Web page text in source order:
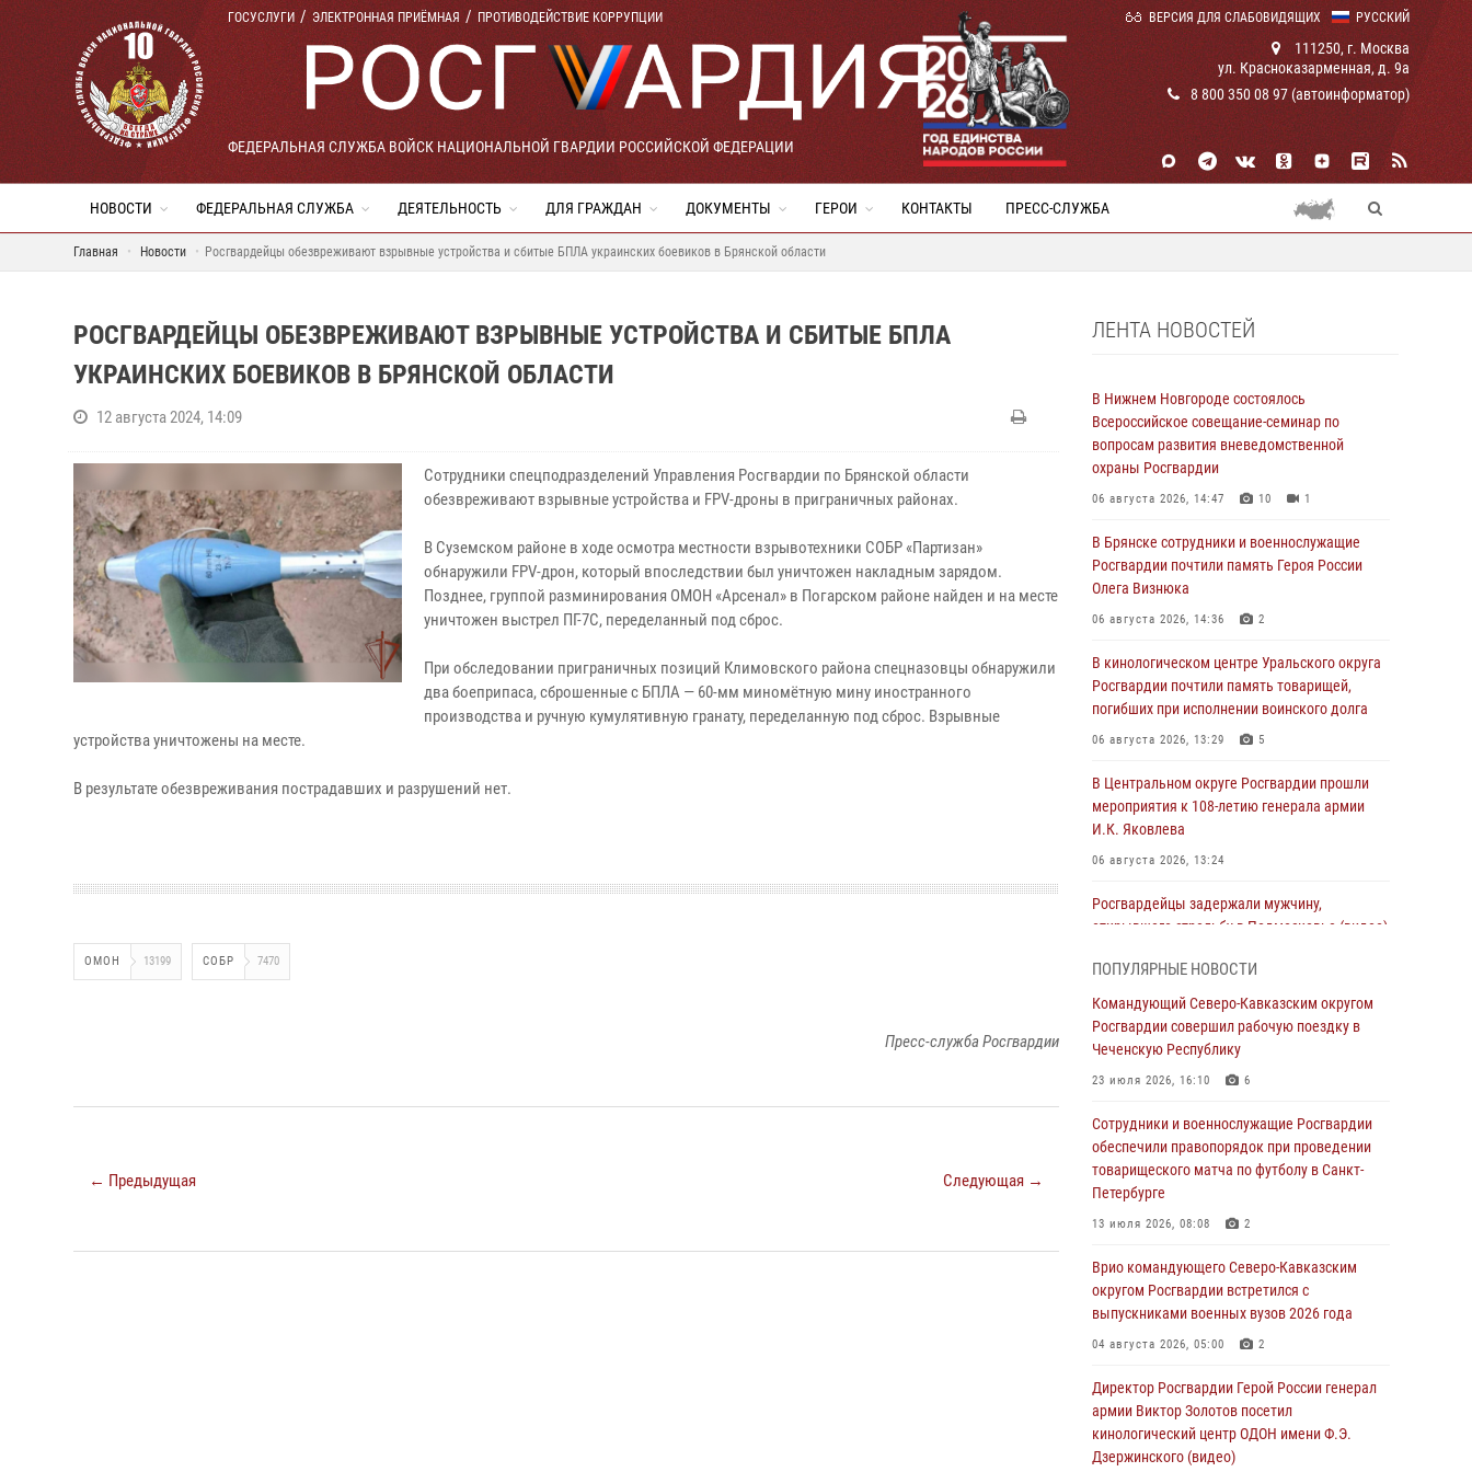
РУССКИЙ
ГОСУСЛУГИ ЭЛЕКТРОННАЯ ПРИЁМНАЯ ПРОТИВОДЕЙСТВИЕ КОРРУПЦИИ ВЕРСИЯ ДЛЯ СЛАБОВИДЯЩИХ
ФЕДЕРАЛЬНАЯ СЛУЖБА ВОЙСК НАЦИОНАЛЬНОЙ ГВАРДИИ РОССИЙСКОЙ ФЕДЕРАЦИИ
111250, г. Москва
ул. Красноказарменная, д. 9а
8 800 350 08 97 (автоинформатор)
НОВОСТИ ФЕДЕРАЛЬНАЯ СЛУЖБА ДЕЯТЕЛЬНОСТЬ ДЛЯ ГРАЖДАН ДОКУМЕНТЫ ГЕРОИ КОНТАКТЫ ПРЕСС-СЛУЖБА
Главная Новости Росгвардейцы обезвреживают взрывные устройства и сбитые БПЛА украинских боевиков в Брянской области
РОСГВАРДЕЙЦЫ ОБЕЗВРЕЖИВАЮТ ВЗРЫВНЫЕ УСТРОЙСТВА И СБИТЫЕ БПЛА
УКРАИНСКИХ БОЕВИКОВ В БРЯНСКОЙ ОБЛАСТИ
12 августа 2024, 14:09
Сотрудники спецподразделений Управления Росгвардии по Брянской области
обезвреживают взрывные устройства и FPV-дроны в приграничных районах.
В Суземском районе в ходе осмотра местности взрывотехники СОБР «Партизан»
обнаружили FPV-дрон, который впоследствии был уничтожен накладным зарядом.
Позднее, группой разминирования ОМОН «Арсенал» в Погарском районе найден и на месте
уничтожен выстрел ПГ-7С, переделанный под сброс.
При обследовании приграничных позиций Климовского района спецназовцы обнаружили
два боеприпаса, сброшенные с БПЛА — 60-мм миномётную мину иностранного
производства и ручную кумулятивную гранату, переделанную под сброс. Взрывные
устройства уничтожены на месте.
В результате обезвреживания пострадавших и разрушений нет.
ОМОН 13199 СОБР 7470
Пресс-служба Росгвардии
← Предыдущая Следующая →
ЛЕНТА НОВОСТЕЙ
В Нижнем Новгороде состоялось
Всероссийское совещание-семинар по
вопросам развития вневедомственной
охраны Росгвардии
06 августа 2026, 14:47 10 1
В Брянске сотрудники и военнослужащие
Росгвардии почтили память Героя России
Олега Визнюка
06 августа 2026, 14:36 2
В кинологическом центре Уральского округа
Росгвардии почтили память товарищей,
погибших при исполнении воинского долга
06 августа 2026, 13:29 5
В Центральном округе Росгвардии прошли
мероприятия к 108‑летию генерала армии
И.К. Яковлева
06 августа 2026, 13:24
Росгвардейцы задержали мужчину,
открывшего стрельбу в Подмосковье (видео)
Росгвардейцы провели выставку вооружения
для участников сбора «Гвардеец» в Пензе
(видео)
06 августа 2026, 12:00
В Курске росгвардейцы приняли участие в
митинге, посвященном второй годовщине
вторжения ВСУ на территорию области
06 августа 2026, 11:56
задержал правонарушителя, угрожавшего
подростку травматическим пистолетом
06 августа 2026, 11:33 1
ликвидирована крупная нарколаборатория
06 августа 2026, 11:27
В Москве росгвардейцы задержали троих
ПОПУЛЯРНЫЕ НОВОСТИ
Командующий Северо-Кавказским округом
Росгвардии совершил рабочую поездку в
Чеченскую Республику
23 июля 2026, 16:10 6
Сотрудники и военнослужащие Росгвардии
обеспечили правопорядок при проведении
товарищеского матча по футболу в Санкт-
Петербурге
13 июля 2026, 08:08 2
Врио командующего Северо-Кавказским
округом Росгвардии встретился с
выпускниками военных вузов 2026 года
04 августа 2026, 05:00 2
Директор Росгвардии Герой России генерал
армии Виктор Золотов посетил
кинологический центр ОДОН имени Ф.Э.
Дзержинского (видео)